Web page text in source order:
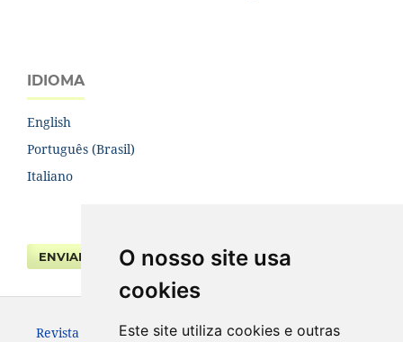
O nosso site usa
cookies
Este site utiliza cookies e outras
IDIOMA
English
Português (Brasil)
Italiano
ENVIAR SUBMISSÃO
Revista da Faculdade de Direito UFPR. ISSN 0104-3315